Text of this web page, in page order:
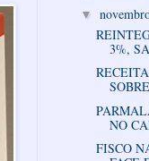
▼
3%,
NO
FISCO